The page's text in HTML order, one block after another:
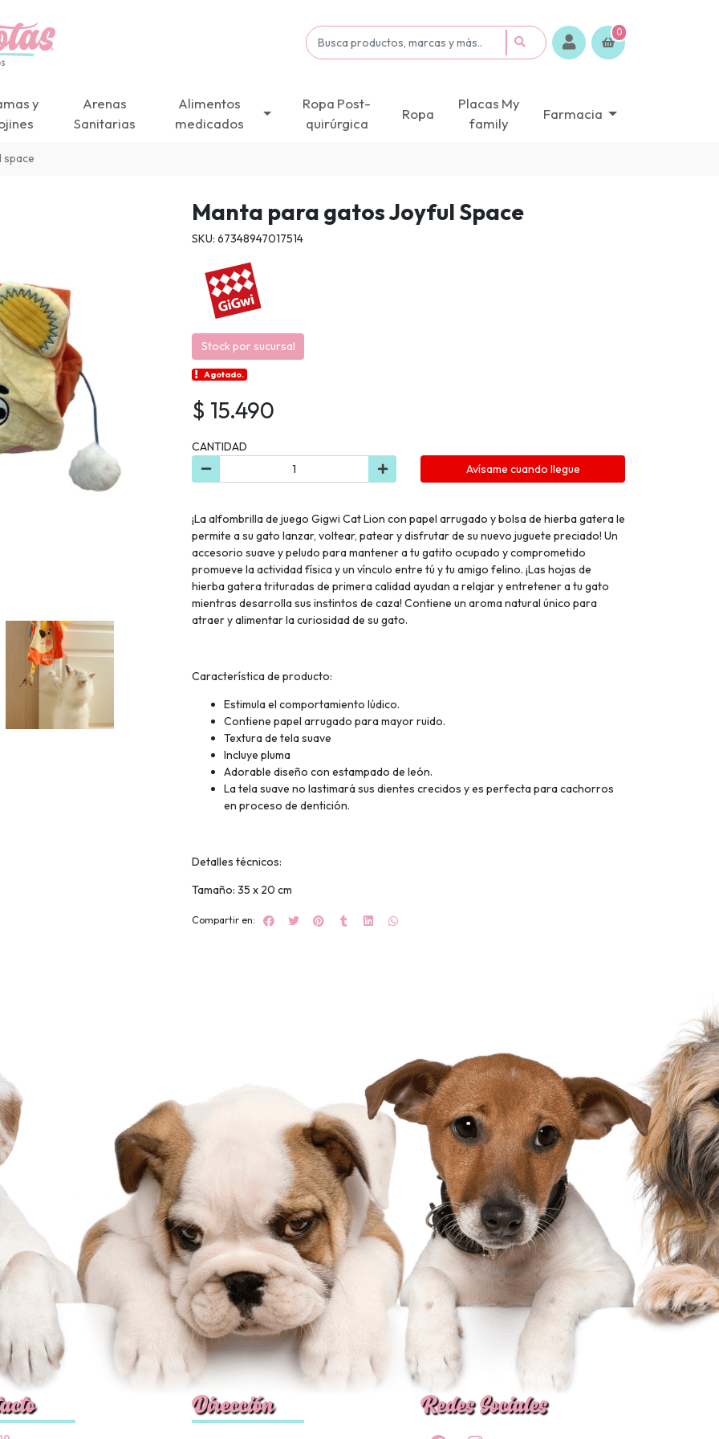
0
y
Arenas
Sanitarias
Alimentos
medicados
Ropa Post-
quirúrgica
Ropa
Placas My
family
Farmacia
space
Manta para gatos Joyful Space
SKU: 67348947017514
Stock por sucursal
Agotado.
$ 15.490
CANTIDAD
Avísame cuando llegue
¡La alfombrilla de juego Gigwi Cat Lion con papel arrugado y bolsa de hierba gatera le
permite a su gato lanzar, voltear, patear y disfrutar de su nuevo juguete preciado! Un
accesorio suave y peludo para mantener a tu gatito ocupado y comprometido
promueve la actividad física y un vínculo entre tú y tu amigo felino. ¡Las hojas de
hierba gatera trituradas de primera calidad ayudan a relajar y entretener a tu gato
mientras desarrolla sus instintos de caza! Contiene un aroma natural único para
atraer y alimentar la curiosidad de su gato.
Característica de producto:
Estimula el comportamiento lúdico.
Contiene papel arrugado para mayor ruido.
Textura de tela suave
Incluye pluma
Adorable diseño con estampado de león.
La tela suave no lastimará sus dientes crecidos y es perfecta para cachorros
en proceso de dentición.
Detalles técnicos:
Tamaño: 35 x 20 cm
Compartir en:
Dirección Redes Sociales